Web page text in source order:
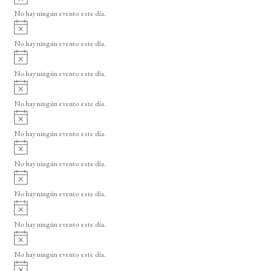
o
v
i
o
No hay ningún evento este día.
A
v
i
o
No hay ningún evento este día.
A
v
i
o
No hay ningún evento este día.
A
v
i
o
No hay ningún evento este día.
A
v
i
o
No hay ningún evento este día.
A
v
i
o
No hay ningún evento este día.
A
v
i
o
No hay ningún evento este día.
A
v
i
o
No hay ningún evento este día.
A
v
i
No hay ningún evento este día.
A